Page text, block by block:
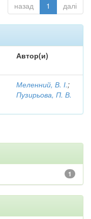
назад 1 далі
Автор(и)
Меленний, В. І.;
Пузирьова, П. В.
1